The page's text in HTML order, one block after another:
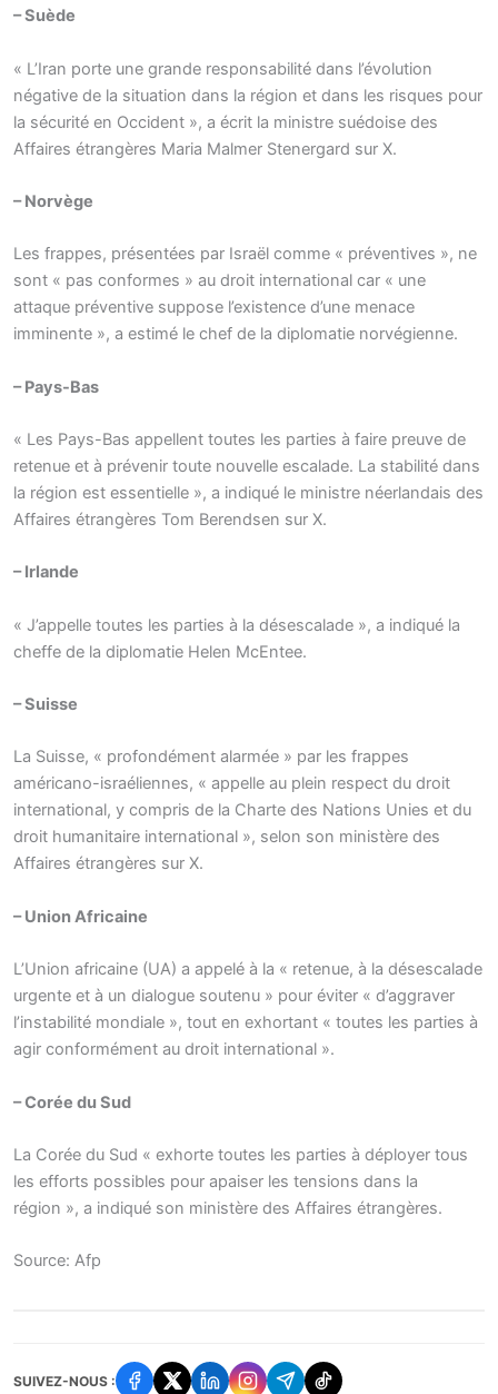
– Suède
« L’Iran porte une grande responsabilité dans l’évolution
négative de la situation dans la région et dans les risques pour
la sécurité en Occident », a écrit la ministre suédoise des
Affaires étrangères Maria Malmer Stenergard sur X.
– Norvège
Les frappes, présentées par Israël comme « préventives », ne
sont « pas conformes » au droit international car « une
attaque préventive suppose l’existence d’une menace
imminente », a estimé le chef de la diplomatie norvégienne.
– Pays-Bas
« Les Pays-Bas appellent toutes les parties à faire preuve de
retenue et à prévenir toute nouvelle escalade. La stabilité dans
la région est essentielle », a indiqué le ministre néerlandais des
Affaires étrangères Tom Berendsen sur X.
– Irlande
« J’appelle toutes les parties à la désescalade », a indiqué la
cheffe de la diplomatie Helen McEntee.
– Suisse
La Suisse, « profondément alarmée » par les frappes
américano-israéliennes, « appelle au plein respect du droit
international, y compris de la Charte des Nations Unies et du
droit humanitaire international », selon son ministère des
Affaires étrangères sur X.
– Union Africaine
L’Union africaine (UA) a appelé à la « retenue, à la désescalade
urgente et à un dialogue soutenu » pour éviter « d’aggraver
l’instabilité mondiale », tout en exhortant « toutes les parties à
agir conformément au droit international ».
– Corée du Sud
La Corée du Sud « exhorte toutes les parties à déployer tous
les efforts possibles pour apaiser les tensions dans la
région », a indiqué son ministère des Affaires étrangères.
Source: Afp
SUIVEZ-NOUS :